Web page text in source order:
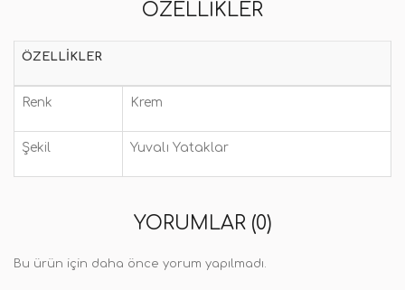
ÖZELLIKLER
ÖZELLIKLER
Renk Krem
Şekil Yuvalı Yataklar
YORUMLAR (0)
Bu ürün için daha önce yorum yapılmadı.